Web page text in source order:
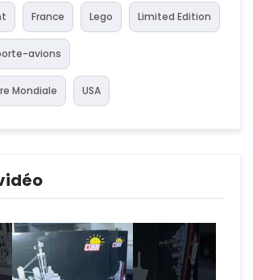
France Lego Limited Edition
avions
Mondiale USA